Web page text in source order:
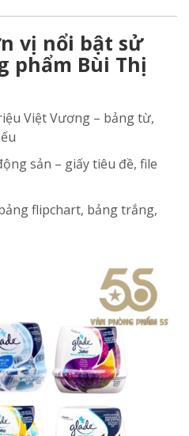
vị nổi bật sử
phẩm Bùi Thị
Việt Vương – bảng từ,
sản – giấy tiêu đề, file
flipchart, bảng trắng,